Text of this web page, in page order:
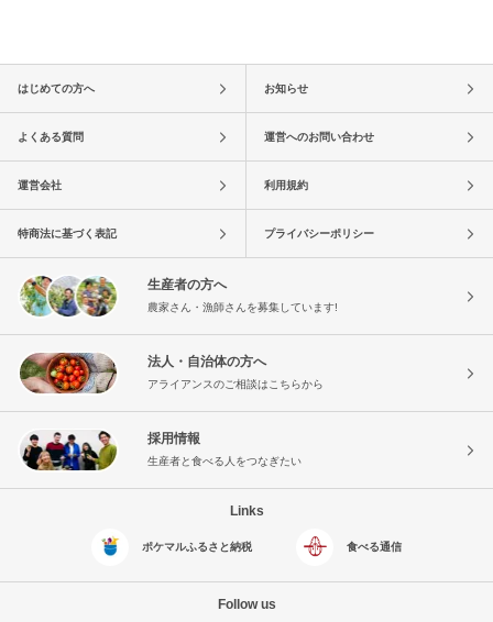
はじめての方へ お知らせ
よくある質問 運営へのお問い合わせ
運営会社 利用規約
特商法に基づく表記 プライバシーポリシー
生産者の方へ
農家さん・漁師さんを募集しています!
法人・自治体の方へ
アライアンスのご相談はこちらから
採用情報
生産者と食べる人をつなぎたい
Links
ポケマルふるさと納税 食べる通信
Follow us